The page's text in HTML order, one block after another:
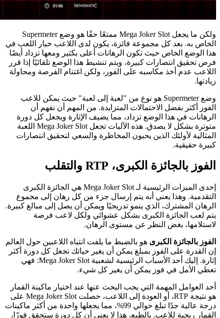
ولكن ما يجعل Mega Joker Slot ممتعًا حقًا هو وضع Supermeter
الخاص به. بعد كل مجموعة فائزة، يكون لدى اللاعب خيار اللعب في
هذا الوضع الخاص حيث تكون الرهانات أعلى بكثير ومعها تزداد أيضًا
فرص تحقيق انتصارات كبيرة، ويتم تنشيط هذا الوضع تلقائيًا إذا قرر
اللاعب عدم أخذ مكاسبه على الفور، ولكن اغتنام الفرصة ومحاولة
زيادتها.
وضع Supermeter هو نوع من "لعبة إلى لعبة" حيث يمكن للاعب
الفوز أكثر بفضل الاحتمالات المتزايدة. من المهم أن نفهم أن
الرهانات في هذا الوضع تزداد، مما يضيف الإثارة ويجعل كل دورة
متوترة بشكل لا يصدق. هذه الآليات تجعل Mega Joker Slot اللعبة
المثالية لأولئك الذين يحبون المخاطرة والسعي لتحقيق انتصارات
كبيرة حقيقية.
الفوز بالجائزة الكبرى، RTP والتقلب
إحدى الميزات الرئيسية لـ Mega Joker Slot هي الجائزة الكبرى
التقدمية. وهذا يعني أنه يتم إرسال جزء من كل رهان إلى مجموع
الرهان المشترك، الذي ينمو تدريجيًا ويمكن أن يصل إلى مبالغ كبيرة.
يتم لعب الجائزة الكبرى بشكل عشوائي ولكل لاعب فرصة
لاستلامها، بغض النظر عن مستوى الرهان.
الفوز بالجائزة الكبرى هو بالضبط ما يلفت انتباه اللاعبين حول العالم
إن القدرة على الفوز بمبلغ يمكن أن يغير حياتك تجعل كل دورة أكثر
إثارة. إليك أحد الأسباب الرئيسية لشعبية Mega Joker Slot: فهي
تعطي الأمل في فوز يمكن أن يغير كل شيء.
أحد العوامل المهمة التي يجب البحث عنها عند اختيار ماكينة القمار
هو نتيجة RTP، أو العودة إلى اللاعب، حصلت Mega Joker Slot على
درجة عالية جدًا تبلغ حوالي 99%، مما يجعلها واحدة من أكثر ماكينات
القمار ربحية للاعب. بالطبع، هذا لا يعني أن كل دورة ستحقق فوزًا،